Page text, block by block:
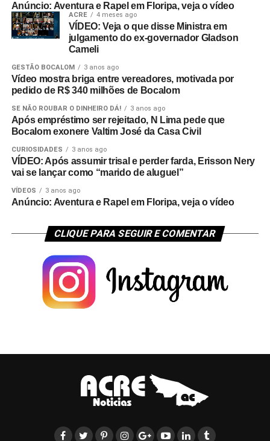
Anúncio: Aventura e Rapel em Floripa, veja o vídeo
ACRE 4 meses ago
VÍDEO: Veja o que disse Ministra em
julgamento do ex-governador Gladson
Cameli
GESTÃO BOCALOM 3 anos ago
Vídeo mostra briga entre vereadores, motivada por
pedido de R$ 340 milhões de Bocalom
SE NÃO ROUBAR O DINHEIRO DÁ! 3 anos ago
Após empréstimo ser rejeitado, N Lima pede que
Bocalom exonere Valtim José da Casa Civil
CURIOSIDADES 3 anos ago
VÍDEO: Após assumir trisal e perder farda, Erisson Nery
vai se lançar como “marido de aluguel”
VÍDEOS 3 anos ago
Anúncio: Aventura e Rapel em Floripa, veja o vídeo
CLIQUE PARA SEGUIR E COMENTAR